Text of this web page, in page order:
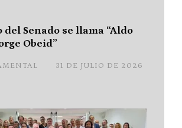
Senado se llama “Aldo
Obeid”
31 DE JULIO DE 2026